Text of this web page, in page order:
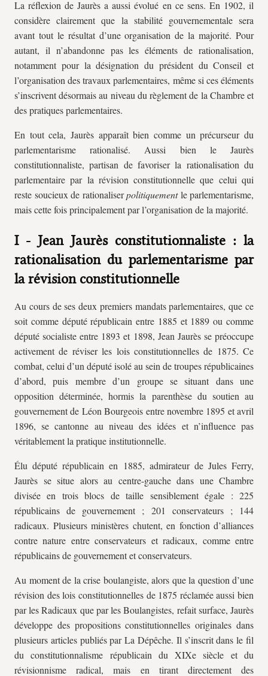
La réflexion de Jaurès a aussi évolué en ce sens. En 1902, il
considère clairement que la stabilité gouvernementale sera
avant tout le résultat d’une organisation de la majorité. Pour
autant, il n’abandonne pas les éléments de rationalisation,
notamment pour la désignation du président du Conseil et
l’organisation des travaux parlementaires, même si ces éléments
s’inscrivent désormais au niveau du règlement de la Chambre et
des pratiques parlementaires.
En tout cela, Jaurès apparaît bien comme un précurseur du
parlementarisme rationalisé. Aussi bien le Jaurès
constitutionnaliste, partisan de favoriser la rationalisation du
parlementaire par la révision constitutionnelle que celui qui
reste soucieux de rationaliserpolitiquementle parlementarisme,
mais cette fois principalement par l’organisation de la majorité.
I - Jean Jaurès constitutionnaliste : la
rationalisation du parlementarisme par
la révision constitutionnelle
Au cours de ses deux premiers mandats parlementaires, que ce
soit comme député républicain entre 1885 et 1889 ou comme
député socialiste entre 1893 et 1898, Jean Jaurès se préoccupe
activement de réviser les lois constitutionnelles de 1875. Ce
combat, celui d’un député isolé au sein de troupes républicaines
d’abord, puis membre d’un groupe se situant dans une
opposition déterminée, hormis la parenthèse du soutien au
gouvernement de Léon Bourgeois entre novembre 1895 et avril
1896, se cantonne au niveau des idées et n’influence pas
véritablement la pratique institutionnelle.
Élu député républicain en 1885, admirateur de Jules Ferry,
Jaurès se situe alors au centre-gauche dans une Chambre
divisée en trois blocs de taille sensiblement égale : 225
républicains de gouvernement ; 201 conservateurs ; 144
radicaux. Plusieurs ministères chutent, en fonction d’alliances
contre nature entre conservateurs et radicaux, comme entre
républicains de gouvernement et conservateurs.
Au moment de la crise boulangiste, alors que la question d’une
révision des lois constitutionnelles de 1875 réclamée aussi bien
par les Radicaux que par les Boulangistes, refait surface, Jaurès
développe des propositions constitutionnelles originales dans
plusieurs articles publiés par La Dépêche. Il s’inscrit dans le fil
du constitutionnalisme républicain du XIXe siècle et du
révisionnisme radical, mais en tirant directement des